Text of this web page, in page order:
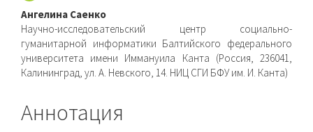
Ангелина Саенко
Научно-исследовательский центр социально-
гуманитарной информатики Балтийского федерального
университета имени Иммануила Канта (Россия, 236041,
Калининград, ул. А. Невского, 14. НИЦ СГИ БФУ им. И. Канта)
Аннотация